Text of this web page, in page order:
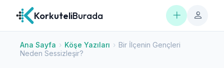
KorkuteliBurada
Ana Sayfa › Köşe Yazıları › Bir İlçenin Gençleri
Neden Sessizleşir?